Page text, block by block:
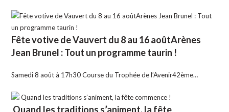
Fête votive de Vauvert du 8 au 16 aoûtArènes
Jean Brunel : Tout un programme taurin !
Samedi 8 août à 17h30 Course du Trophée de l’Avenir42ème…
Quand les traditions s’animent, la fête